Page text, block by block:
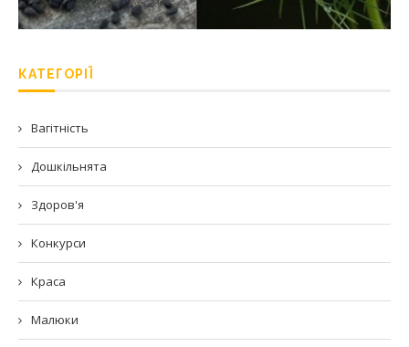
КАТЕГОРІЇ
Вагітність
Дошкільнята
Здоров'я
Конкурси
Краса
Малюки